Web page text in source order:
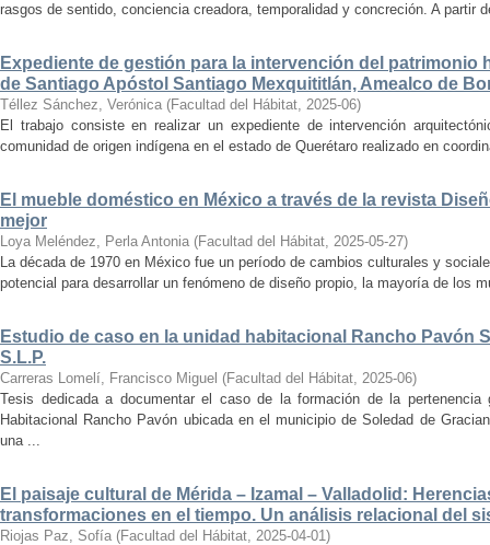
rasgos de sentido, conciencia creadora, temporalidad y concreción. A partir
Expediente de gestión para la intervención del patrimonio
de Santiago Apóstol Santiago Mexquititlán, Amealco de
Téllez Sánchez, Verónica (Facultad del Hábitat, 2025-06)
El trabajo consiste en realizar un expediente de intervención
comunidad de origen indígena en el estado de Querétaro realizado en
El mueble doméstico en México a través de la revista
mejor
Loya Meléndez, Perla Antonia (Facultad del Hábitat, 2025-05-27)
La década de 1970 en México fue un período de cambios culturales y
potencial para desarrollar un fenómeno de diseño propio, la mayoría de los
Estudio de caso en la unidad habitacional Rancho Pavón
S.L.P.
Carreras Lomelí, Francisco Miguel (Facultad del Hábitat, 2025-06)
Tesis dedicada a documentar el caso de la formación de la
Habitacional Rancho Pavón ubicada en el municipio de Soledad de
una ...
El paisaje cultural de Mérida – Izamal – Valladolid:
transformaciones en el tiempo. Un análisis relacional del
Riojas Paz, Sofía (Facultad del Hábitat, 2025-04-01)